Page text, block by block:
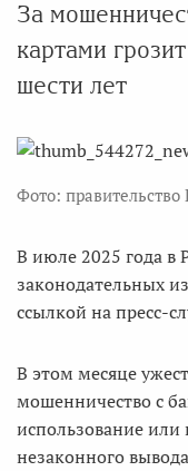
За
картами
шести лет
Фото: правительство
В июле 2025 года в
законодательных
ссылкой на пресс-
В этом месяце
мошенничество с
использование или
незаконного